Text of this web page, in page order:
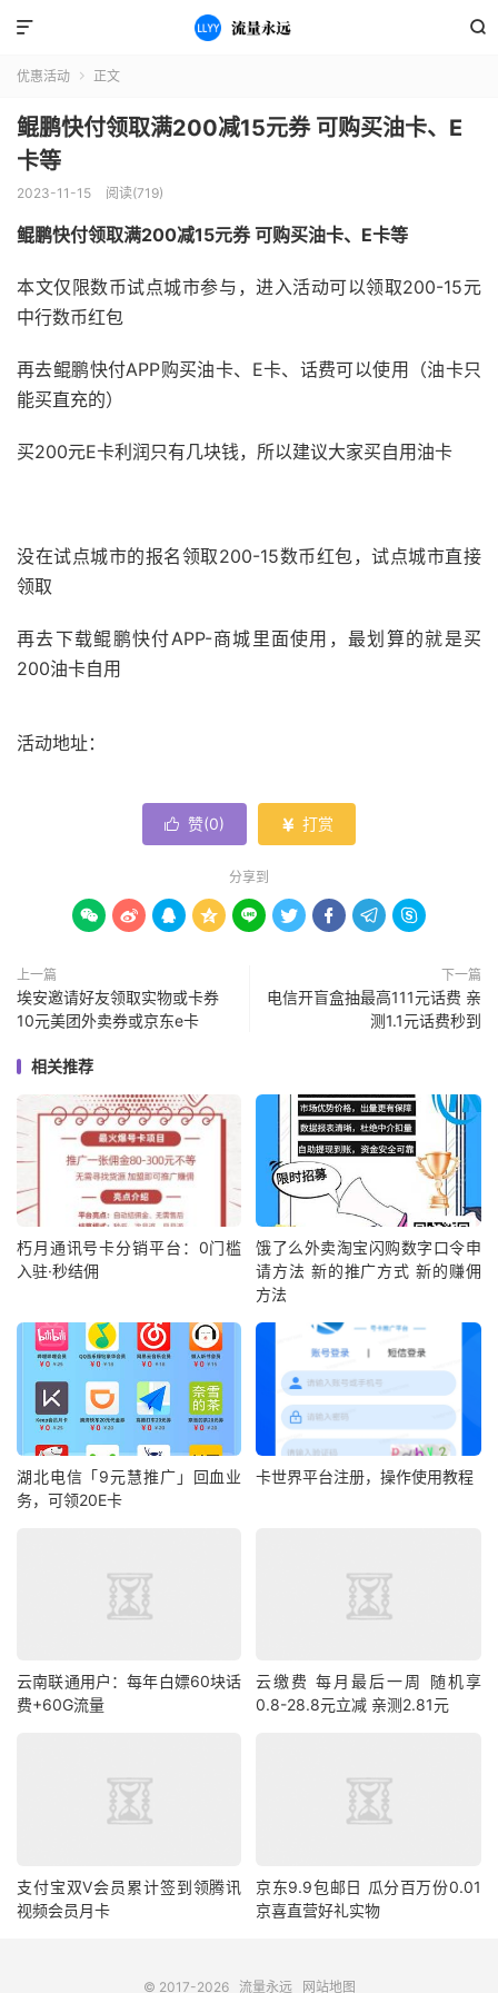


优惠活动  正文
鲲鹏快付领取满200减15元券 可购买油卡、E
卡等
2023-11-15 阅读(719)
鲲鹏快付领取满200减15元券 可购买油卡、E卡等
本文仅限数币试点城市参与，进入活动可以领取200-15元
中行数币红包
再去鲲鹏快付APP购买油卡、E卡、话费可以使用（油卡只
能买直充的）
买200元E卡利润只有几块钱，所以建议大家买自用油卡
没在试点城市的报名领取200-15数币红包，试点城市直接
领取
再去下载鲲鹏快付APP-商城里面使用，最划算的就是买
200油卡自用
活动地址：
 赞(0)  打赏
分享到
        
上一篇
埃安邀请好友领取实物或卡券
10元美团外卖券或京东e卡
下一篇
电信开盲盒抽最高111元话费 亲
测1.1元话费秒到
相关推荐
朽月通讯号卡分销平台：0门槛
入驻·秒结佣
饿了么外卖淘宝闪购数字口令申
请方法 新的推广方式 新的赚佣
方法
湖北电信「9元慧推广」回血业
务，可领20E卡
卡世界平台注册，操作使用教程
云南联通用户：每年白嫖60块话
费+60G流量
云缴费 每月最后一周 随机享
0.8-28.8元立减 亲测2.81元
支付宝双V会员累计签到领腾讯
视频会员月卡
京东9.9包邮日 瓜分百万份0.01
京喜直营好礼实物
© 2017-2026 流量永远 网站地图